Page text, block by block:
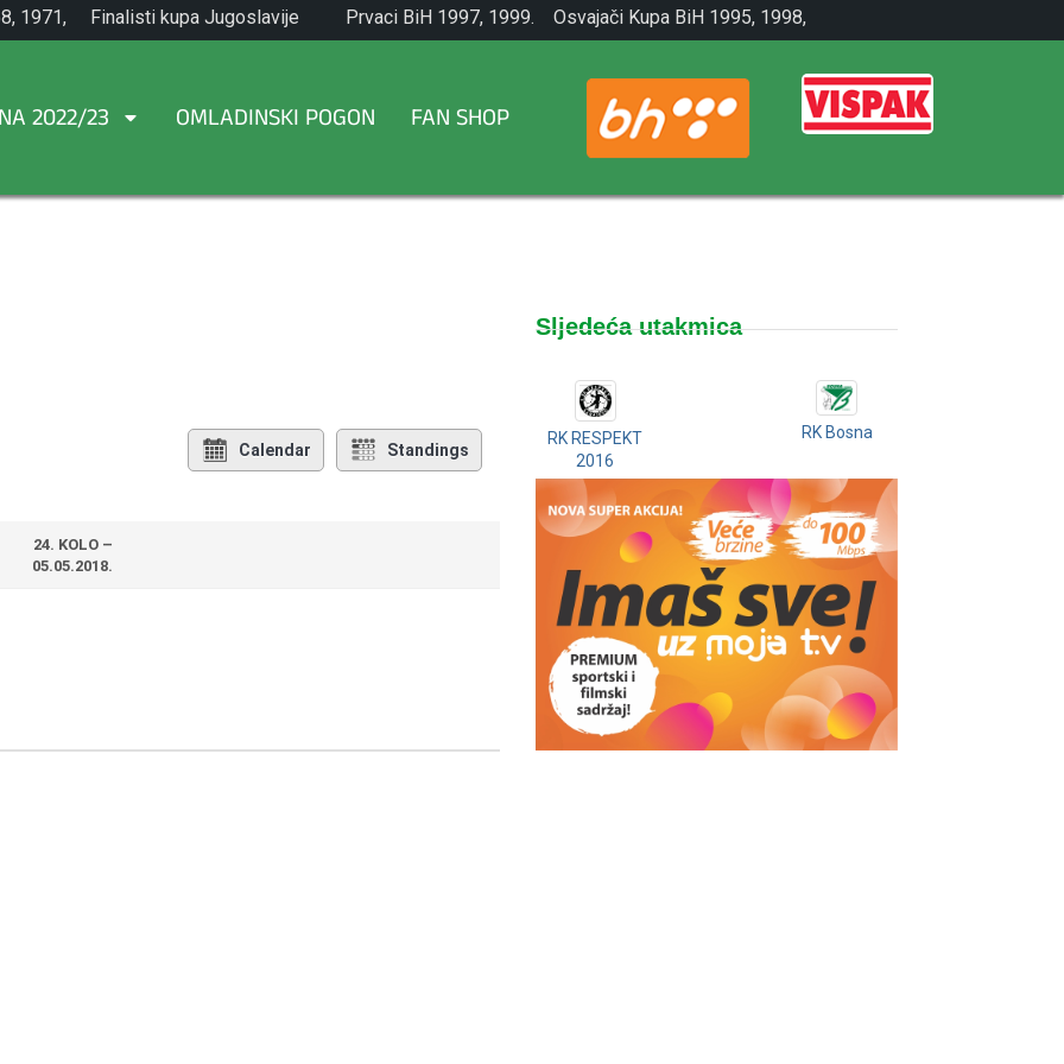
1971,
Finalisti kupa Jugoslavije
1965.
Prvaci BiH 1997, 1999.
Osvajači Kupa BiH 1995, 1998,
2001.
2022/23 OMLADINSKI POGON FAN SHOP
Calendar Standings
24. KOLO –
05.05.2018.
Sljedeća utakmica
RK RESPEKT
2016
RK Bosna